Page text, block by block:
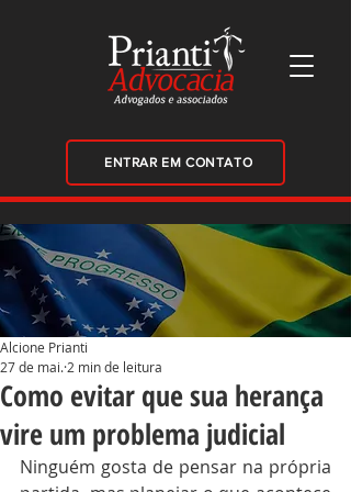
ENTRAR EM CONTATO
Como evitar que sua herança
vire um problema judicial
Alcione Prianti
27 de mai. 2 min de leitura
Ninguém gosta de pensar na própria